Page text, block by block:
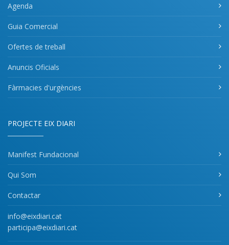
Agenda
Guia Comercial
Ofertes de treball
Anuncis Oficials
Fàrmacies d'urgències
PROJECTE EIX DIARI
Manifest Fundacional
Qui Som
Contactar
info@eixdiari.cat
participa@eixdiari.cat